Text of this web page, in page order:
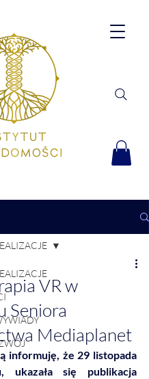
VR w
Seniora
Mediaplanet
informuję, że 29 listopada
ukazała się publikacja